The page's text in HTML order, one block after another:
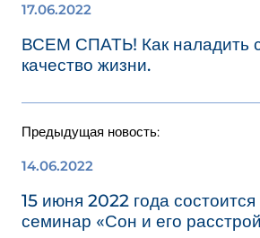
17.06.2022
ВСЕМ СПАТЬ! Как наладить
качество жизни.
Предыдущая новость:
14.06.2022
15 июня 2022 года
семинар «Сон и его